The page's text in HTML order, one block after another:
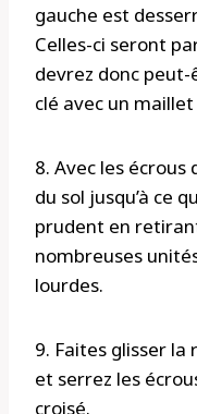
gauche est
Celles-ci seront
devrez donc
clé avec un
8. Avec les
du sol jusqu’à ce
prudent en
nombreuses
lourdes.
9. Faites glisser la
et serrez les
croisé.